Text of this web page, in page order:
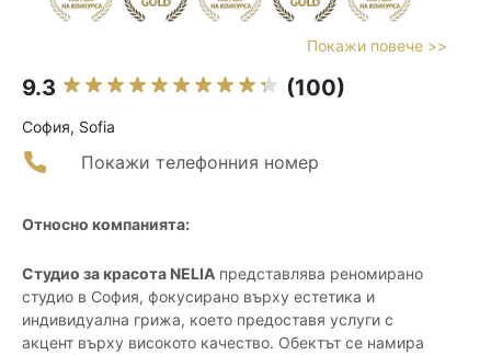
Покажи повече >>
9.3 (100)
София, Sofia
Покажи телефонния номер
Относно компанията:
Студио за красота NELIA представлява реномирано
студио в София, фокусирано върху естетика и
индивидуална грижа, което предоставя услуги с
акцент върху високото качество. Обектът се намира